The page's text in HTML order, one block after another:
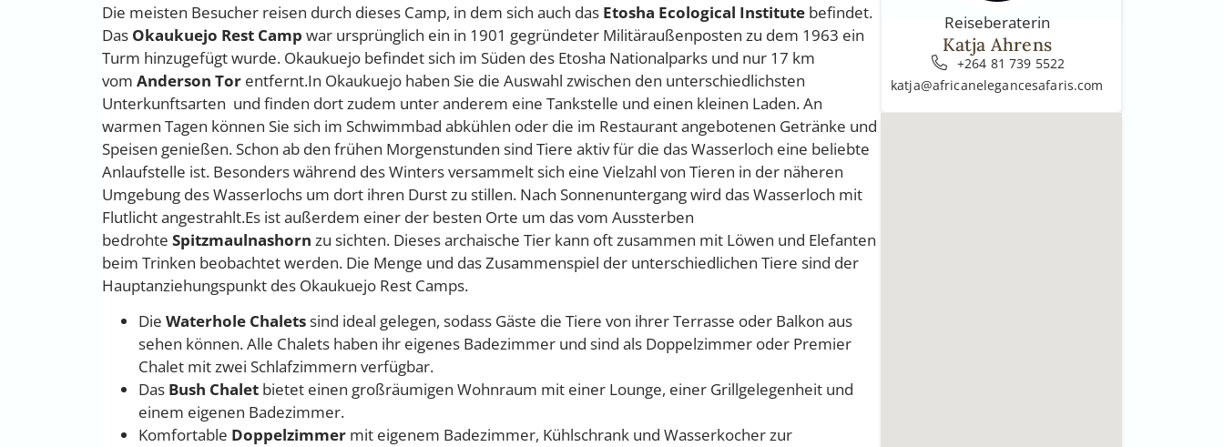
Die meisten Besucher reisen durch dieses Camp, in dem sich auch das Etosha Ecological Institute befindet.
Das Okaukuejo Rest Camp war ursprünglich ein in 1901 gegründeter Militäraußenposten zu dem 1963 ein
Turm hinzugefügt wurde. Okaukuejo befindet sich im Süden des Etosha Nationalparks und nur 17 km
vom Anderson Tor entfernt.In Okaukuejo haben Sie die Auswahl zwischen den unterschiedlichsten
Unterkunftsarten und finden dort zudem unter anderem eine Tankstelle und einen kleinen Laden. An
warmen Tagen können Sie sich im Schwimmbad abkühlen oder die im Restaurant angebotenen Getränke und
Speisen genießen. Schon ab den frühen Morgenstunden sind Tiere aktiv für die das Wasserloch eine beliebte
Anlaufstelle ist. Besonders während des Winters versammelt sich eine Vielzahl von Tieren in der näheren
Umgebung des Wasserlochs um dort ihren Durst zu stillen. Nach Sonnenuntergang wird das Wasserloch mit
Flutlicht angestrahlt.Es ist außerdem einer der besten Orte um das vom Aussterben
bedrohte Spitzmaulnashorn zu sichten. Dieses archaische Tier kann oft zusammen mit Löwen und Elefanten
beim Trinken beobachtet werden. Die Menge und das Zusammenspiel der unterschiedlichen Tiere sind der
Hauptanziehungspunkt des Okaukuejo Rest Camps.
Die Waterhole Chaletssind ideal gelegen, sodass Gäste die Tiere von ihrer Terrasse oder Balkon aus
sehen können. Alle Chalets haben ihr eigenes Badezimmer und sind als Doppelzimmer oder Premier
Chalet mit zwei Schlafzimmern verfügbar.
Das Bush Chalet bietet einen großräumigen Wohnraum mit einer Lounge, einer Grillgelegenheit und
einem eigenen Badezimmer.
Komfortable Doppelzimmer mit eigenem Badezimmer, Kühlschrank und Wasserkocher zur
Reiseberaterin
Katja Ahrens
+264 81 739 5522
katja@africanelegancesafaris.com